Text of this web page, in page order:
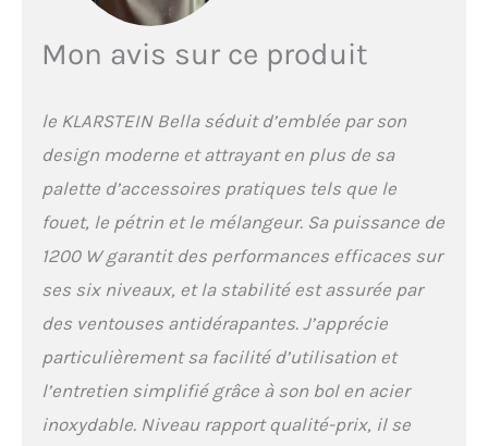
l'ensemble; l'appareil sert
de batteur ou de pétrin
À PROPOS DE KLARSTEIN:
Depuis 2008, Klarstein
réinvente l'univers des
articles ménagers en
associant matériaux de
qualité et design moderne
et intemporel.
Mon avis sur ce produit
le KLARSTEIN Bella séduit d’emblée par son
design moderne et attrayant en plus de sa
palette d’accessoires pratiques tels que le
fouet, le pétrin et le mélangeur. Sa puissance de
1200 W garantit des performances efficaces sur
ses six niveaux, et la stabilité est assurée par
des ventouses antidérapantes. J’apprécie
particulièrement sa facilité d’utilisation et
l’entretien simplifié grâce à son bol en acier
inoxydable. Niveau rapport qualité-prix, il se